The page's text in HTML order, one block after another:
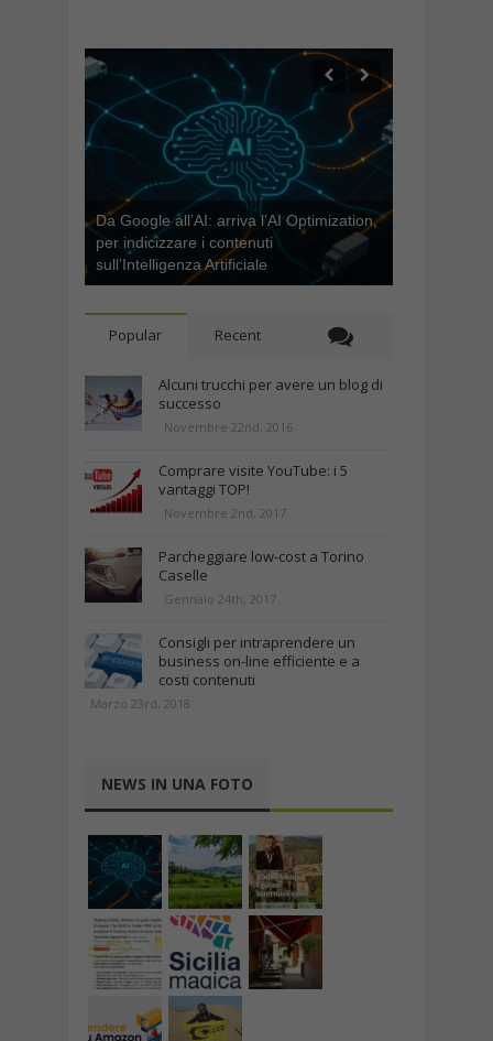
Da Google all’AI: arriva l’AI Optimization,
per indicizzare i contenuti
sull’Intelligenza Artificiale
Popular Recent
Alcuni trucchi per avere un blog di
successo
Novembre 22nd, 2016
Comprare visite YouTube: i 5
vantaggi TOP!
Novembre 2nd, 2017
Parcheggiare low-cost a Torino
Caselle
Gennaio 24th, 2017
Consigli per intraprendere un
business on-line efficiente e a
costi contenuti
Marzo 23rd, 2018
NEWS IN UNA FOTO